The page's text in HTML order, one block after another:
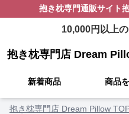
抱き枕専門通販サイト
10,000円以上
抱き枕専門店 Dream
新着商品 商品
抱き枕専門店 Dream Pillow